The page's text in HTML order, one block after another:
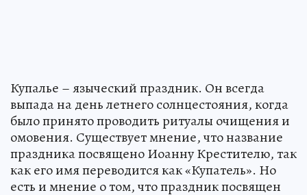
Купалье – языческий праздник. Он всегда
выпада на день летнего солнцестояния, когда
было принято проводить ритуалы очищения и
омовения. Существует мнение, что название
праздника посвящено Иоанну Крестителю, так
как его имя переводится как «Купатель». Но
есть и мнение о том, что праздник посвящен